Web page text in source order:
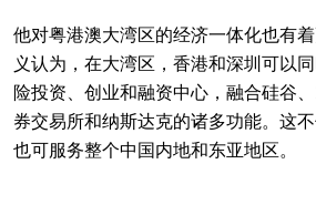
他对粤港澳大湾区的经济一体化也有
义认为，在大湾区，香港和深圳可以
险投资、创业和融资中心，融合硅谷
券交易所和纳斯达克的诸多功能。这
也可服务整个中国内地和东亚地区。